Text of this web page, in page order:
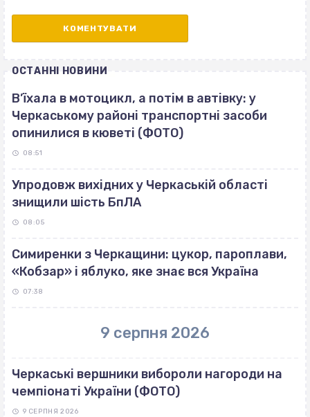
ОСТАННІ НОВИНИ
В’їхала в мотоцикл, а потім в автівку: у
Черкаському районі транспортні засоби
опинилися в кюветі (ФОТО)
08:51
Упродовж вихідних у Черкаській області
знищили шість БпЛА
08:05
Симиренки з Черкащини: цукор, пароплави,
«Кобзар» і яблуко, яке знає вся Україна
07:38
9 серпня 2026
Черкаські вершники вибороли нагороди на
чемпіонаті України (ФОТО)
9 СЕРПНЯ 2026